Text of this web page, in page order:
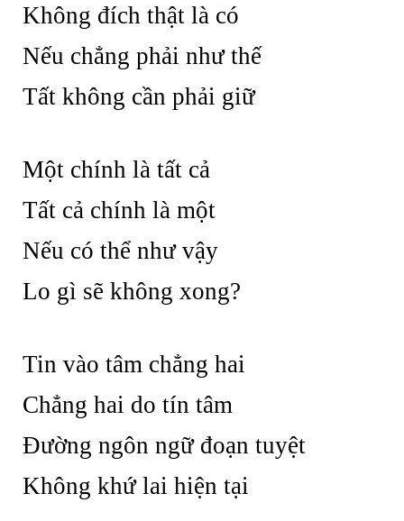
Không đích thật là có
Nếu chẳng phải như thế
Tất không cần phải giữ
Một chính là tất cả
Tất cả chính là một
Nếu có thể như vậy
Lo gì sẽ không xong?
Tin vào tâm chẳng hai
Chẳng hai do tín tâm
Đường ngôn ngữ đoạn tuyệt
Không khứ lai hiện tại